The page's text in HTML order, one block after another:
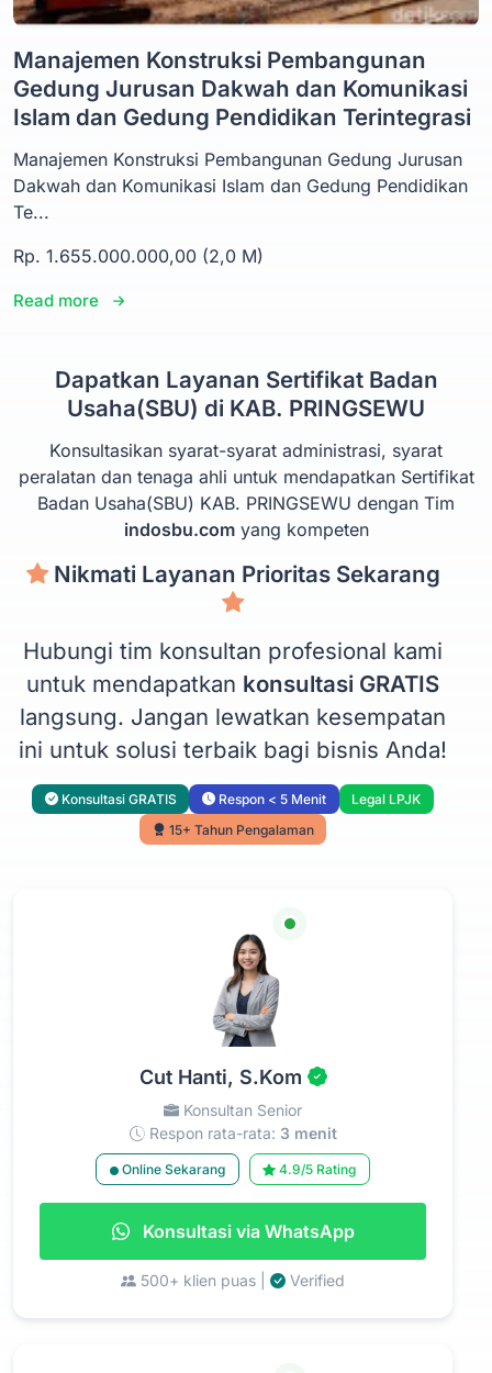
Manajemen Konstruksi Pembangunan
Gedung Jurusan Dakwah dan Komunikasi
Islam dan Gedung Pendidikan Terintegrasi
Manajemen Konstruksi Pembangunan Gedung Jurusan
Dakwah dan Komunikasi Islam dan Gedung Pendidikan
Te...
Rp. 1.655.000.000,00 (2,0 M)
Read more
Dapatkan Layanan Sertifikat Badan
Usaha(SBU) di KAB. PRINGSEWU
Konsultasikan syarat-syarat administrasi, syarat
peralatan dan tenaga ahli untuk mendapatkan Sertifikat
Badan Usaha(SBU) KAB. PRINGSEWU dengan Tim
indosbu.comyang kompeten
Nikmati Layanan Prioritas Sekarang
Hubungi tim konsultan profesional kami
untuk mendapatkan konsultasi GRATIS
langsung. Jangan lewatkan kesempatan
ini untuk solusi terbaik bagi bisnis Anda!
Konsultasi GRATIS Respon < 5 Menit
Legal LPJK
15+ Tahun Pengalaman
Cut Hanti, S.Kom
Konsultan Senior
Respon rata-rata: 3 menit
Online Sekarang 4.9/5 Rating
Konsultasi via WhatsApp
500+ klien puas | Verified